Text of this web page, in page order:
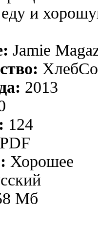
и
Jamie
2013
124
PDF
Хорошее
Мб